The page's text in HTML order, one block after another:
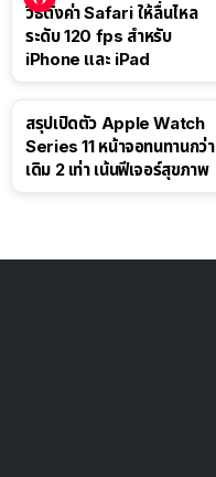
วิธีตั้งค่า Safari ให้ลื่นไหล
ระดับ 120 fps สำหรับ
iPhone และ iPad
สรุปเปิดตัว Apple Watch
Series 11 หน้าจอทนทานกว่า
เดิม 2 เท่า เน้นฟีเจอร์สุขภาพ